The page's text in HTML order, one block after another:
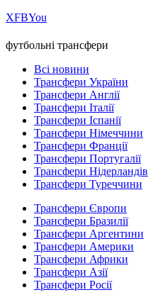
ХFBYou
футбольні трансфери
Всі новини
Трансфери України
Трансфери Англії
Трансфери Італії
Трансфери Іспанії
Трансфери Німеччини
Трансфери Франції
Трансфери Португалії
Трансфери Нідерландів
Трансфери Туреччини
Трансфери Європи
Трансфери Бразилії
Трансфери Аргентини
Трансфери Америки
Трансфери Африки
Трансфери Азії
Трансфери Росії